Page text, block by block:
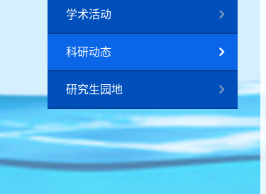
学术活动
科研动态
研究生园地